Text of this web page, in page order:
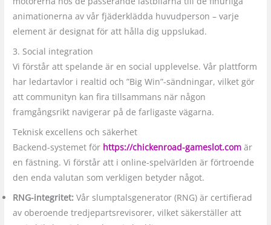
animationerna av vår fjäderklädda huvudperson – varje
element är designat för att hålla dig uppslukad.
3. Social integration
Vi förstår att spelande är en social upplevelse. Vår plattform
har ledartavlor i realtid och ”Big Win”-sändningar, vilket gör
att communityn kan fira tillsammans när någon
framgångsrikt navigerar på de farligaste vägarna.
Teknisk excellens och säkerhet
Backend-systemet för https://chickenroad-gameslot.com är
en fästning. Vi förstår att i online-spelvärlden är förtroende
den enda valutan som verkligen betyder något.
RNG-integritet: Vår slumptalsgenerator (RNG) är certifierad
av oberoende tredjepartsrevisorer, vilket säkerställer att